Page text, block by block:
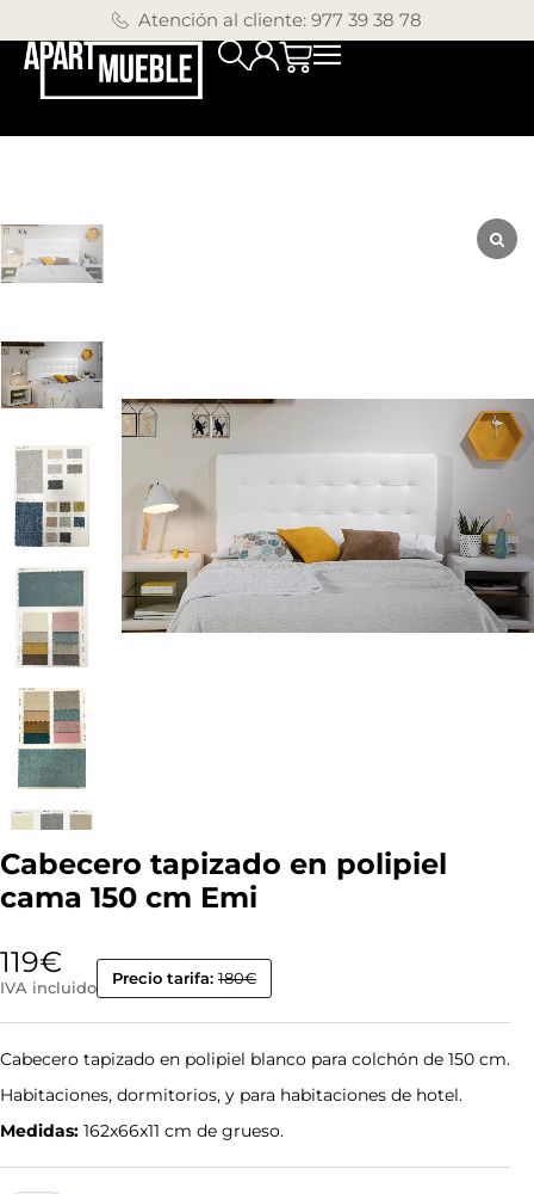
Atención al cliente: 977 39 38 78
Cabecero tapizado en polipiel
cama 150 cm Emi
119€
IVA incluido Precio tarifa: 180€
Cabecero tapizado en polipiel blanco para colchón de 150 cm.
Habitaciones, dormitorios, y para habitaciones de hotel.
Medidas: 162x66x11 cm de grueso.